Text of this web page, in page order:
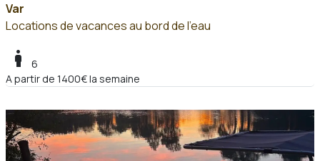
Var
Locations de vacances au bord de l'eau
boy
6
A partir de 1400€ la semaine